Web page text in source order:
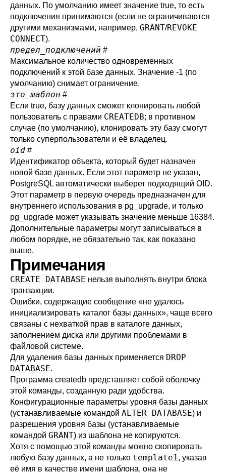
данных. По умолчанию имеет значение true, то есть
подключения принимаются (если не ограничиваются
другими механизмами, например, GRANT/REVOKE
CONNECT).
предел_подключений #
Максимальное количество одновременных
подключений к этой базе данных. Значение -1 (по
умолчанию) снимает ограничение.
это_шаблон #
Если true, базу данных сможет клонировать любой
пользователь с правами CREATEDB; в противном
случае (по умолчанию), клонировать эту базу смогут
только суперпользователи и её владелец.
oid #
Идентификатор объекта, который будет назначен
новой базе данных. Если этот параметр не указан,
PostgreSQL автоматически выберет подходящий OID.
Этот параметр в первую очередь предназначен для
внутреннего использования в pg_upgrade, и только
pg_upgrade может указывать значение меньше 16384.
Дополнительные параметры могут записываться в
любом порядке, не обязательно так, как показано
выше.
Примечания
CREATE DATABASE нельзя выполнять внутри блока
транзакции.
Ошибки, содержащие сообщение «не удалось
инициализировать каталог базы данных», чаще всего
связаны с нехваткой прав в каталоге данных,
заполнением диска или другими проблемами в
файловой системе.
Для удаления базы данных применяется DROP
DATABASE.
Программа createdb представляет собой оболочку
этой команды, созданную ради удобства.
Конфигурационные параметры уровня базы данных
(устанавливаемые командой ALTER DATABASE) и
разрешения уровня базы (устанавливаемые
командой GRANT) из шаблона не копируются.
Хотя с помощью этой команды можно скопировать
любую базу данных, а не только template1, указав
её имя в качестве имени шаблона, она не